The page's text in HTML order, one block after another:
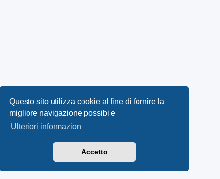
Questo sito utilizza cookie al fine di fornire la
migliore navigazione possibile
Ulteriori informazioni
Accetto